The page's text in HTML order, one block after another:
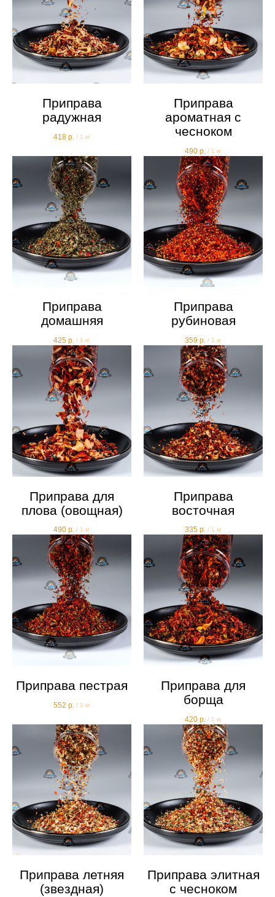
Приправа
радужная
418 р. / 1 кг
Приправа
ароматная с
чесноком
490 р. / 1 кг
Приправа
домашняя
425 р. / 1 кг
Приправа
рубиновая
359 р. / 1 кг
Приправа для
плова (овощная)
490 р. / 1 кг
Приправа
восточная
335 р. / 1 кг
Приправа пестрая
552 р. / 1 кг
Приправа для
борща
420 р. / 1 кг
Приправа летняя
(звездная)
Приправа элитная
с чесноком